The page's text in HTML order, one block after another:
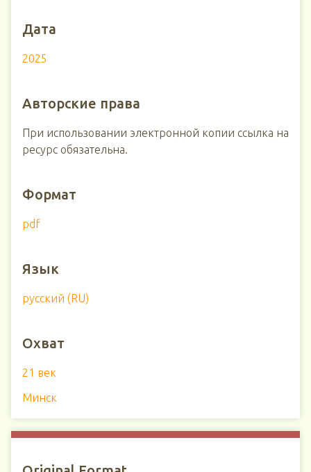
Дата
2025
Авторские права
При использовании электронной копии ссылка на
ресурс обязательна.
Формат
pdf
Язык
русский (RU)
Охват
21 век
Минск